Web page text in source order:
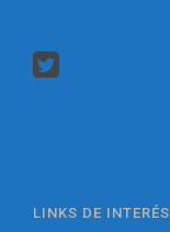
LINKS DE INTERÉS